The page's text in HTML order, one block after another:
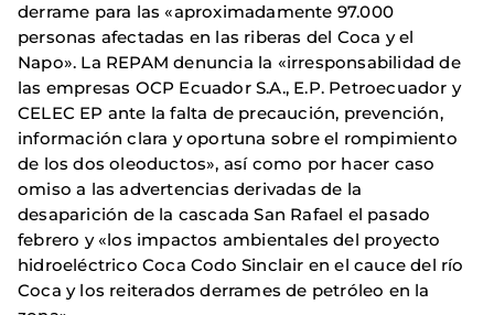
derrame para las «aproximadamente 97.000
personas afectadas en las riberas del Coca y el
Napo». La REPAM denuncia la «irresponsabilidad de
las empresas OCP Ecuador S.A., E.P. Petroecuador y
CELEC EP ante la falta de precaución, prevención,
información clara y oportuna sobre el rompimiento
de los dos oleoductos», así como por hacer caso
omiso a las advertencias derivadas de la
desaparición de la cascada San Rafael el pasado
febrero y «los impactos ambientales del proyecto
hidroeléctrico Coca Codo Sinclair en el cauce del río
Coca y los reiterados derrames de petróleo en la